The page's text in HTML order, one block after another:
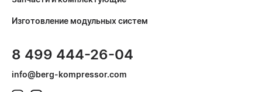
Изготовление модульных систем
8 499 444-26-04
info@berg-kompressor.com